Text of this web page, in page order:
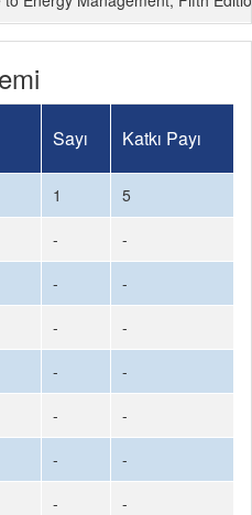
Sayı Katkı Payı
1
5
-
-
-
-
-
-
-
-
-
-
-
-
-
-